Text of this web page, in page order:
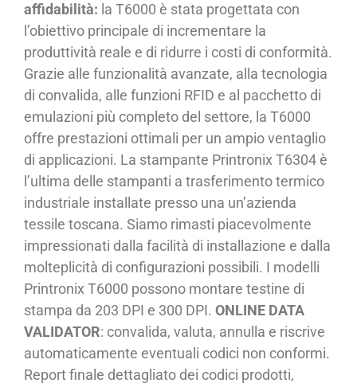
affidabilità: la T6000 è stata progettata con
l’obiettivo principale di incrementare la
produttività reale e di ridurre i costi di conformità.
Grazie alle funzionalità avanzate, alla tecnologia
di convalida, alle funzioni RFID e al pacchetto di
emulazioni più completo del settore, la T6000
offre prestazioni ottimali per un ampio ventaglio
di applicazioni. La stampante Printronix T6304 è
l’ultima delle stampanti a trasferimento termico
industriale installate presso una un’azienda
tessile toscana. Siamo rimasti piacevolmente
impressionati dalla facilità di installazione e dalla
molteplicità di configurazioni possibili. I modelli
Printronix T6000 possono montare testine di
stampa da 203 DPI e 300 DPI. ONLINE DATA
VALIDATOR: convalida, valuta, annulla e riscrive
automaticamente eventuali codici non conformi.
Report finale dettagliato dei codici prodotti,